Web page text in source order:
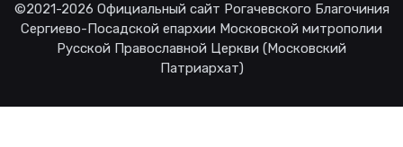
©2021-2026 Официальный сайт Рогачевского Благочиния
Сергиево-Посадской епархии Московской митрополии
Русской Православной Церкви (Московский
Патриархат)